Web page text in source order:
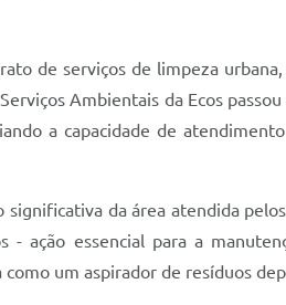
de serviços de limpeza
Ambientais da Ecos
a capacidade de
da área atendida
ação essencial para a
um aspirador de resíduos